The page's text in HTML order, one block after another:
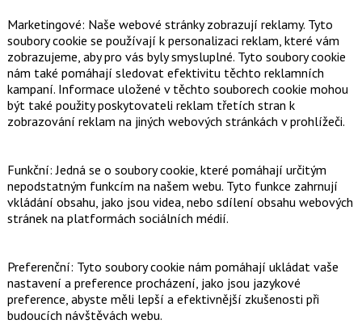
Marketingové: Naše webové stránky zobrazují reklamy. Tyto
soubory cookie se používají k personalizaci reklam, které vám
zobrazujeme, aby pro vás byly smysluplné. Tyto soubory cookie
nám také pomáhají sledovat efektivitu těchto reklamních
kampaní. Informace uložené v těchto souborech cookie mohou
být také použity poskytovateli reklam třetích stran k
zobrazování reklam na jiných webových stránkách v prohlížeči.
Funkční: Jedná se o soubory cookie, které pomáhají určitým
nepodstatným funkcím na našem webu. Tyto funkce zahrnují
vkládání obsahu, jako jsou videa, nebo sdílení obsahu webových
stránek na platformách sociálních médií.
Preferenční: Tyto soubory cookie nám pomáhají ukládat vaše
nastavení a preference procházení, jako jsou jazykové
preference, abyste měli lepší a efektivnější zkušenosti při
budoucích návštěvách webu.